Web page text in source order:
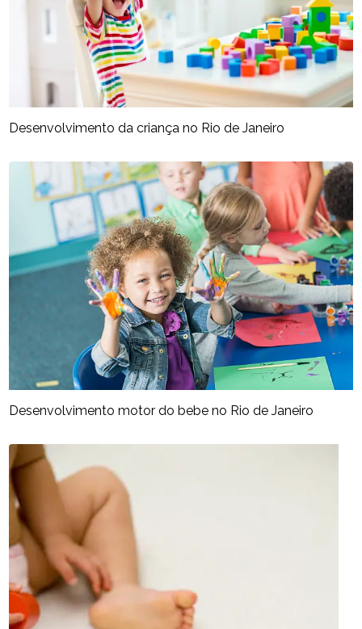
Desenvolvimento da criança no Rio de Janeiro
Desenvolvimento motor do bebe no Rio de Janeiro